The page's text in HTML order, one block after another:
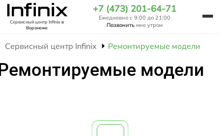
Сервисный центр Infinixв
Воронеже
+7 (473) 201-64-71
Ежедневно с 9:00 до 21:00
Позвонить мне утром
Сервисный центр Infinix Ремонтируемые модели
модели